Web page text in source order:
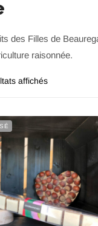
des Filles de
raisonnée.
affichés